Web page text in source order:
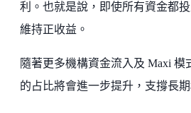
利。也就是說，即使所有資金都
維持正收益。
隨著更多機構資金流入及 Maxi 模
的占比將會進一步提升，支撐長